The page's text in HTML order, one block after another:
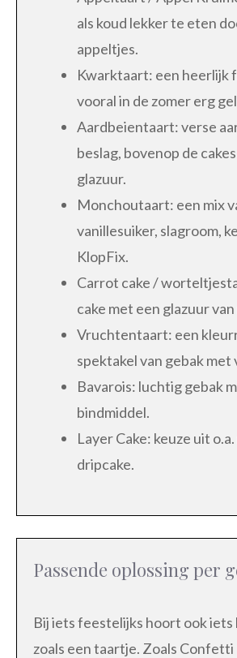
als koud lekker te eten
appeltjes.
Kwarktaart: een heerlijk
vooral in de zomer erg
Aardbeientaart: verse
beslag, bovenop de
glazuur.
Monchoutaart: een mix
vanillesuiker, slagroom,
KlopFix.
Carrot cake /
cake met een glazuur
Vruchtentaart: een
spektakel van gebak
Bavarois: luchtig gebak
bindmiddel.
Layer Cake: keuze uit
dripcake.
Passende oplossing per
Bij iets feestelijks hoort ook iets
zoals een taartje. Zoals Confetti